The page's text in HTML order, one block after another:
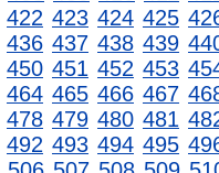
422 423 424 425
436 437 438 439
450 451 452 453
464 465 466 467
478 479 480 481
492 493 494 495